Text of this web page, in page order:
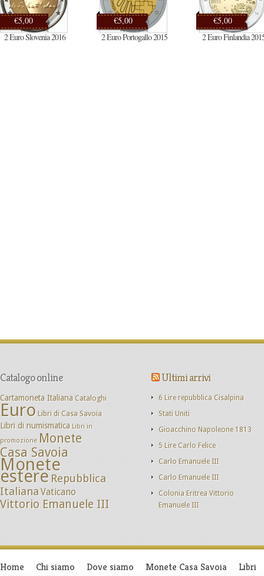
€5,00
2 Euro Slovenia 2016
€5,00
2 Euro Portogallo 2015
€5,00
2 Euro Finlandia
Catalogo online
Cartamoneta Italiana Cataloghi
Euro Libri di Casa Savoia
Libri di numismatica Libri in
promozione Monete
Casa Savoia
Monete
estere Repubblica
ItalianaVaticano
Vittorio Emanuele III
Ultimi arrivi
6 Lire repubblica Cisalpina
Stati Uniti
Gioacchino Napoleone 1813
5 Lire Carlo Felice
Carlo Emanuele III
Carlo Emanuele III
Colonia Eritrea Vittorio
Emanuele III
Home Chi siamo Dove siamo Monete Casa Savoia Libri